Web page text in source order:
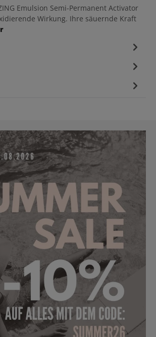
Emulsion Semi-Permanent Activator
Wirkung. Ihre säuernde Kraft